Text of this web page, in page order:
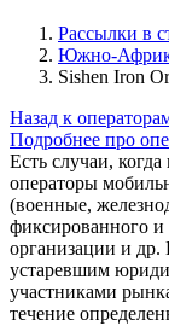
Рассылки в
Южно-
Sishen Iron
Назад к
Подробнее про
Есть случаи,
операторы
(военные,
фиксированного
организации и
устаревшим
участниками
течение